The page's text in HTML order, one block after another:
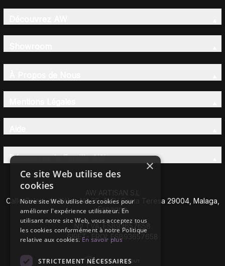
Découvrez la Famille AW
AW ARTISAN S.L
Calle Caleta de Vélez Nº 39-41 P.I Santa Teresa 29004, Malaga,
Espagne
Nº TVA: ESB93657658
SIRET- EROI: ESB93657658
×
Ce site Web utilise des
cookies
Notre site Web utilise des cookies pour
améliorer l'expérience utilisateur. En
utilisant notre site Web, vous acceptez tous
les cookies conformément à notre Politique
relative aux cookies.En savoir plus
STRICTEMENT NÉCESSAIRES